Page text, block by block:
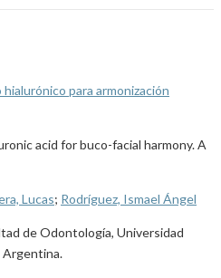
para armonización
acid for buco-facial harmony. A
Lucas; Rodríguez, Ismael Ángel
de Odontología, Universidad
Argentina.